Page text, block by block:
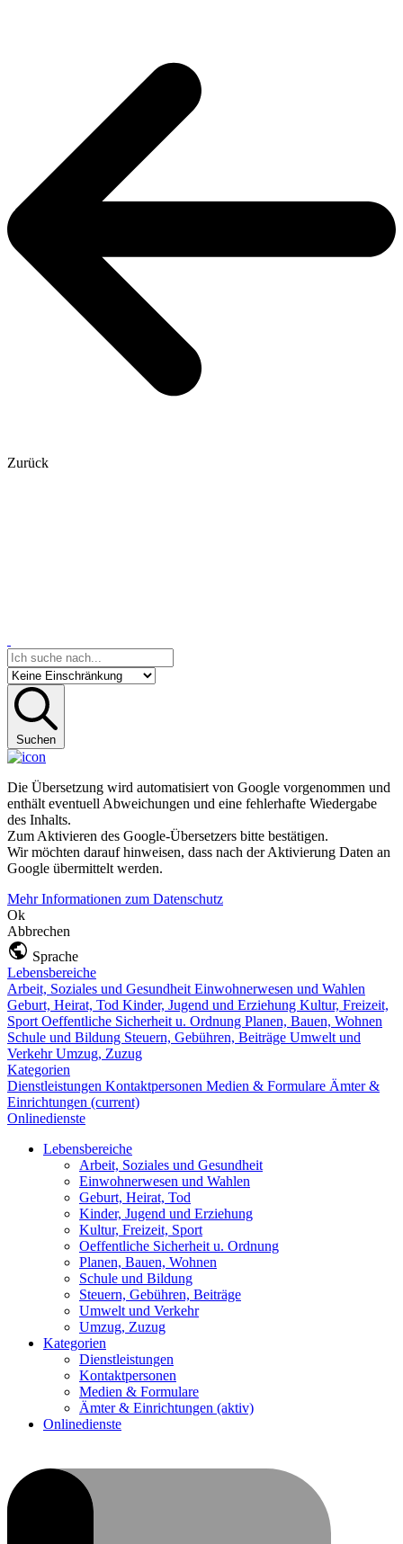
Zurück
Suchen
Die Übersetzung wird automatisiert von Google vorgenommen und
enthält eventuell Abweichungen und eine fehlerhafte Wiedergabe
des Inhalts.
Zum Aktivieren des Google-Übersetzers bitte bestätigen.
Wir möchten darauf hinweisen, dass nach der Aktivierung Daten an
Google übermittelt werden.
Mehr Informationen zum Datenschutz
Ok
Abbrechen
Sprache
Lebensbereiche
Arbeit, Soziales und Gesundheit Einwohnerwesen und Wahlen
Geburt, Heirat, Tod Kinder, Jugend und Erziehung Kultur, Freizeit,
Sport Oeffentliche Sicherheit u. Ordnung Planen, Bauen, Wohnen
Schule und Bildung Steuern, Gebühren, Beiträge Umwelt und
VerkehrUmzug, Zuzug
Kategorien
Dienstleistungen Kontaktpersonen Medien & Formulare Ämter &
Einrichtungen (current)
Onlinedienste
Lebensbereiche
Arbeit, Soziales und Gesundheit
Einwohnerwesen und Wahlen
Geburt, Heirat, Tod
Kinder, Jugend und Erziehung
Kultur, Freizeit, Sport
Oeffentliche Sicherheit u. Ordnung
Planen, Bauen, Wohnen
Schule und Bildung
Steuern, Gebühren, Beiträge
Umwelt und Verkehr
Umzug, Zuzug
Kategorien
Dienstleistungen
Kontaktpersonen
Medien & Formulare
Ämter & Einrichtungen (aktiv)
Onlinedienste